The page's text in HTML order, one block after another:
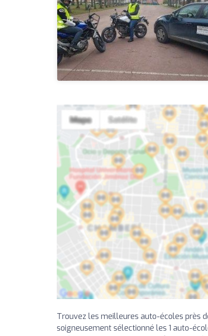
Trouvez les meilleures auto-écoles près
soigneusement sélectionné les 1 auto-